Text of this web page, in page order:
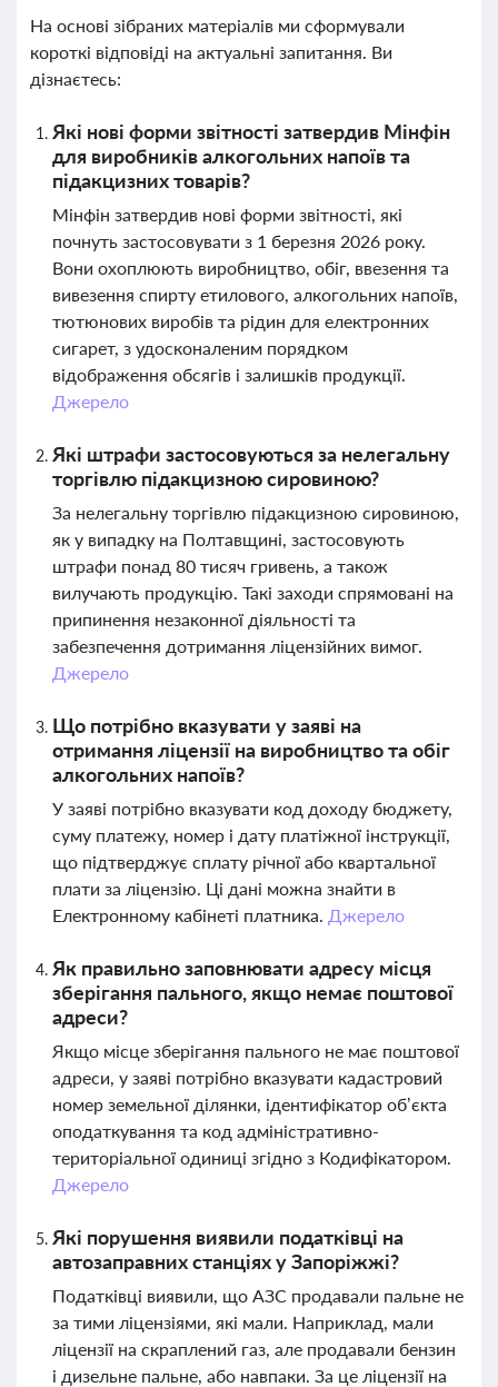
На основі зібраних матеріалів ми сформували
короткі відповіді на актуальні запитання. Ви
дізнаєтесь:
Які нові форми звітності затвердив Мінфін
для виробників алкогольних напоїв та
підакцизних товарів?
Мінфін затвердив нові форми звітності, які
почнуть застосовувати з 1 березня 2026 року.
Вони охоплюють виробництво, обіг, ввезення та
вивезення спирту етилового, алкогольних напоїв,
тютюнових виробів та рідин для електронних
сигарет, з удосконаленим порядком
відображення обсягів і залишків продукції.
Джерело
Які штрафи застосовуються за нелегальну
торгівлю підакцизною сировиною?
За нелегальну торгівлю підакцизною сировиною,
як у випадку на Полтавщині, застосовують
штрафи понад 80 тисяч гривень, а також
вилучають продукцію. Такі заходи спрямовані на
припинення незаконної діяльності та
забезпечення дотримання ліцензійних вимог.
Джерело
Що потрібно вказувати у заяві на
отримання ліцензії на виробництво та обіг
алкогольних напоїв?
У заяві потрібно вказувати код доходу бюджету,
суму платежу, номер і дату платіжної інструкції,
що підтверджує сплату річної або квартальної
плати за ліцензію. Ці дані можна знайти в
Електронному кабінеті платника. Джерело
Як правильно заповнювати адресу місця
зберігання пального, якщо немає поштової
адреси?
Якщо місце зберігання пального не має поштової
адреси, у заяві потрібно вказувати кадастровий
номер земельної ділянки, ідентифікатор об’єкта
оподаткування та код адміністративно-
територіальної одиниці згідно з Кодифікатором.
Джерело
Які порушення виявили податківці на
автозаправних станціях у Запоріжжі?
Податківці виявили, що АЗС продавали пальне не
за тими ліцензіями, які мали. Наприклад, мали
ліцензії на скраплений газ, але продавали бензин
і дизельне пальне, або навпаки. За це ліцензії на